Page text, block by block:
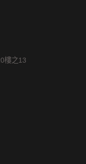
樓之13